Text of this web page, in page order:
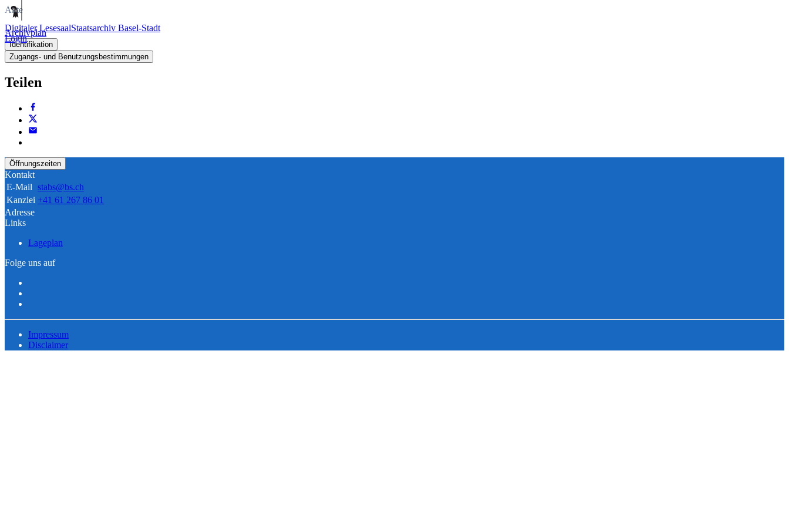
Digitaler LesesaalStaatsarchiv Basel-Stadt
Login
Akte
Archivplan
Identifikation
Zugangs- und Benutzungsbestimmungen
Teilen
Öffnungszeiten
Kontakt
E-Mail stabs@bs.ch
Kanzlei +41 61 267 86 01
Adresse
Links
Lageplan
Folge uns auf
Impressum
Disclaimer